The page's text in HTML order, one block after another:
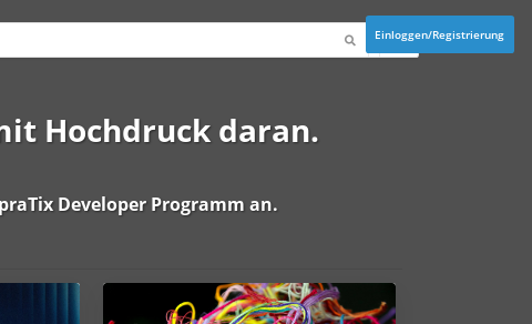
Einloggen/Registrierung
Hochdruck daran.
Developer Programm an.